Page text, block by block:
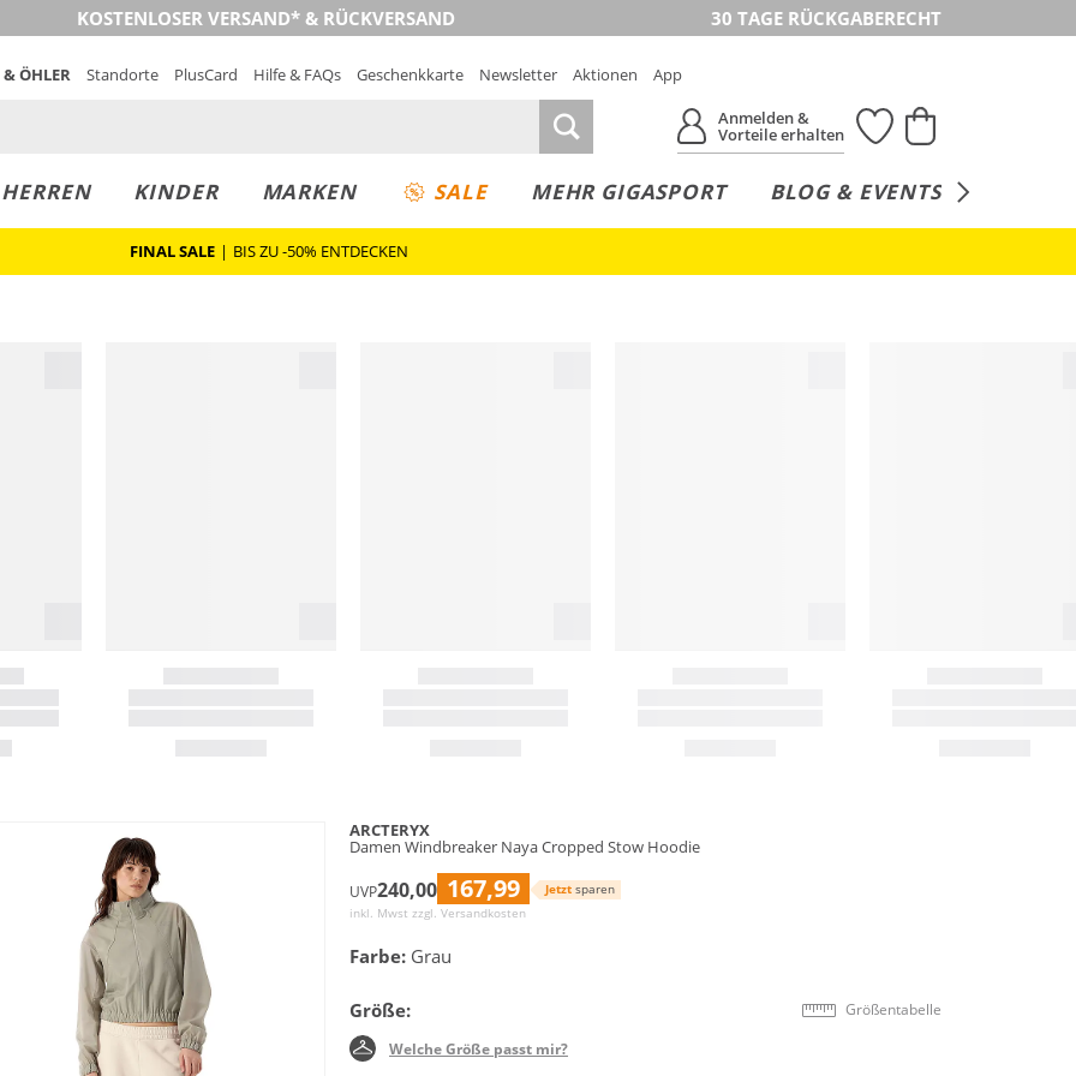
KOSTENLOSER VERSAND* & RÜCKVERSAND 30 TAGE RÜCKGABERECHT
ÖHLER Standorte PlusCard Hilfe & FAQs Geschenkkarte Newsletter Aktionen
App
Anmelden &
Vorteile erhalten
HERREN KINDER MARKEN SALE MEHR GIGASPORT BLOG & EVENTS
FINAL SALE | BIS ZU -50% ENTDECKEN
ARCTERYX
Damen Windbreaker Naya Cropped Stow Hoodie
UVP240,00 167,99 Jetzt sparen
inkl. Mwst zzgl. Versandkosten
Farbe: Grau
Größe: Größentabelle
Welche Größe passt mir?